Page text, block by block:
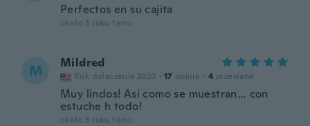
Perfectos en su cajita
około 3 roku temu
M Mildred
Rok dołączenia 2020 · 17 opinie · 4 przesłane
Muy lindos! Así como se muestran… con
estuche h todo!
około 3 roku temu